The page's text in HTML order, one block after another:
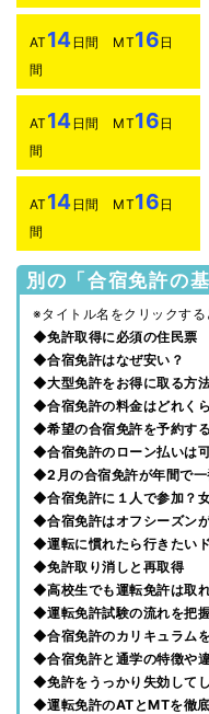
AT 14日間 MT16日
間
AT 14日間 MT16日
間
AT 14日間 MT16日
間
別の「合宿免許の
※タイトル名をクリックす
◆免許取得に必須の住民票
◆合宿免許はなぜ安い？
◆大型免許をお得に取る方
◆合宿免許の料金はどれく
◆希望の合宿免許を予約す
◆合宿免許のローン払いは
◆2月の合宿免許が年間で一
◆合宿免許に１人で参加？
◆合宿免許はオフシーズンが
◆運転に慣れたら行きたい
◆免許取り消しと再取得
◆高校生でも運転免許は取
◆運転免許試験の流れを把握
◆合宿免許のカリキュラム
◆合宿免許と通学の特徴や
◆免許をうっかり失効して
◆運転免許のATとMTを徹底